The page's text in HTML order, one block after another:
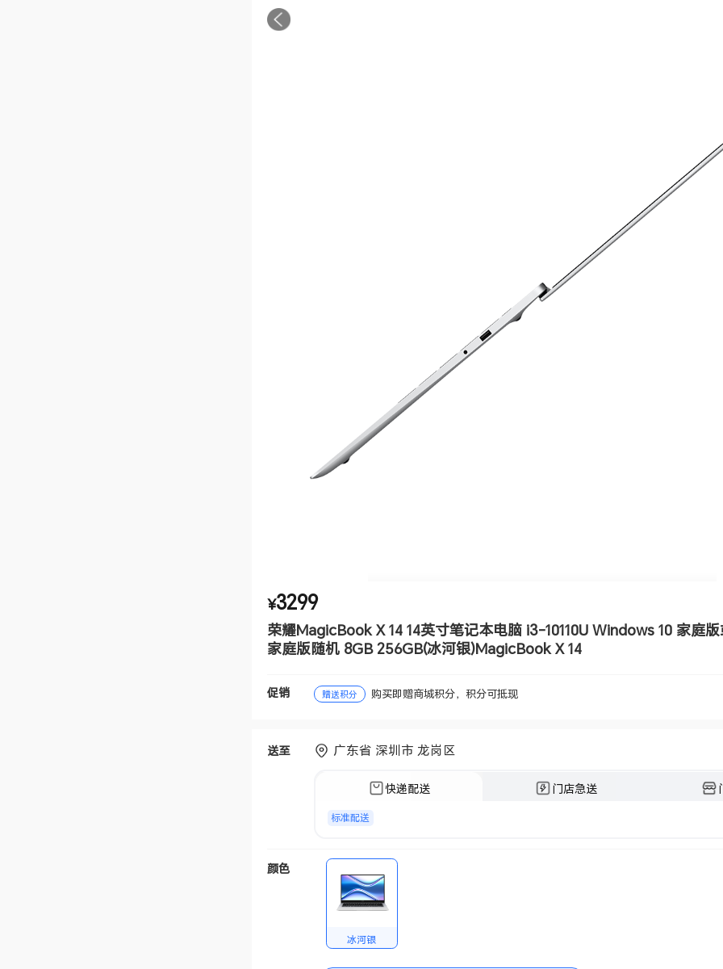
¥3299
荣耀MagicBook X 14 14英寸笔记本电脑 i3-10110U Windows 10 家庭
家庭版随机 8GB 256GB(冰河银)MagicBook X 14
促销 赠送积分 购买即赠商城积分，积分可抵现
送至 广东省 深圳市 龙岗区
快递配送 门店急送
标准配送
颜色
冰河银